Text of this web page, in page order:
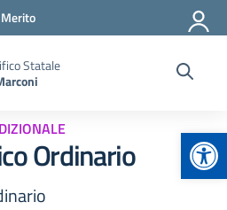
Statale
Ordinario